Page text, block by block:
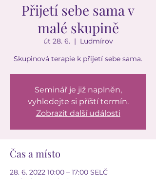
Přijetí sebe sama v
malé skupině
út 28. 6.
  |
Ludmírov
Skupinová terapie k přijetí sebe sama.
Seminář je již naplněn,
vyhledejte si příští termín.
Zobrazit další události
Čas a místo
28. 6. 2022 10:00 – 17:00 SELČ